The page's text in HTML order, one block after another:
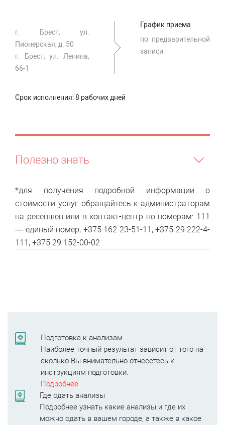
г. Брест, ул.
Пионерская, д. 50
г. Брест, ул. Ленина,
66-1
График приема
по предварительной
записи
Срок исполнения:8 рабочих дней
Полезно знать
*для получения подробной информации о
стоимости услуг обращайтесь к администраторам
на ресепшен или в контакт-центр по номерам: 111
— единый номер, +375 162 23-51-11, +375 29 222-4-
111, +375 29 152-00-02
Подготовка к анализам
Наиболее точный результат зависит от того на
сколько Вы внимательно отнесетесь к
инструкциям подготовки.
Подробнее
Где сдать анализы
Подробнее узнать какие анализы и где их
можно сдать в вашем городе, а также в какое